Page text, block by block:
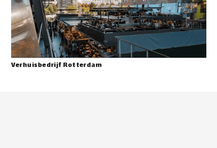
Verhuisbedrijf Rotterdam